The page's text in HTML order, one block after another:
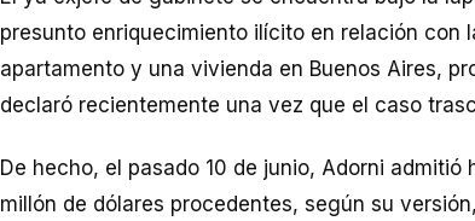
presunto enriquecimiento ilícito en relación con
apartamento y una vivienda en Buenos Aires,
declaró recientemente una vez que el caso
De hecho, el pasado 10 de junio, Adorni admitió
millón de dólares procedentes, según su